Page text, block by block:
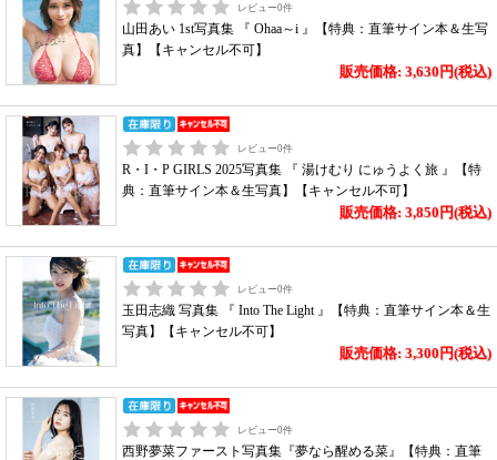
レビュー0件
山田あい 1st写真集 『 Ohaa～i 』【特典：直筆サイン本＆生写
真】【キャンセル不可】
販売価格: 3,630円(税込)
レビュー0件
R・I・P GIRLS 2025写真集 『 湯けむり にゅうよく旅 』【特
典：直筆サイン本＆生写真】【キャンセル不可】
販売価格: 3,850円(税込)
レビュー0件
玉田志織 写真集 『 Into The Light 』【特典：直筆サイン本＆生
写真】【キャンセル不可】
販売価格: 3,300円(税込)
レビュー0件
西野夢菜ファースト写真集『夢なら醒める菜』【特典：直筆